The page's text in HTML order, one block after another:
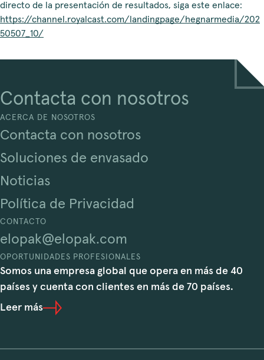
directo de la presentación de resultados, siga este enlace:
https://channel.royalcast.com/landingpage/hegnarmedia/202
50507_10/
Contacta con nosotros
ACERCA DE NOSOTROS
Contacta con nosotros
Soluciones de envasado
Noticias
Política de Privacidad
CONTACTO
elopak@elopak.com
OPORTUNIDADES PROFESIONALES
Somos una empresa global que opera en más de 40
países y cuenta con clientes en más de 70 países.
Leer más